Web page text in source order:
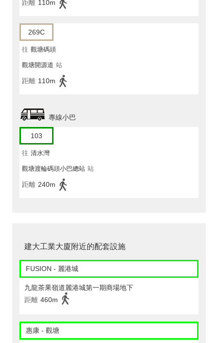
距離 110m
269C
往 觀塘碼頭
觀塘開源道 站
距離 110m
專線小巴
103
往 清水灣
觀塘渡輪碼頭小巴總站 站
距離 240m
建大工業大廈附近的配套設施
FUSION - 麗港城
九龍茶果嶺道麗港城第一期商場地下
距離 460m
惠康 - 觀塘